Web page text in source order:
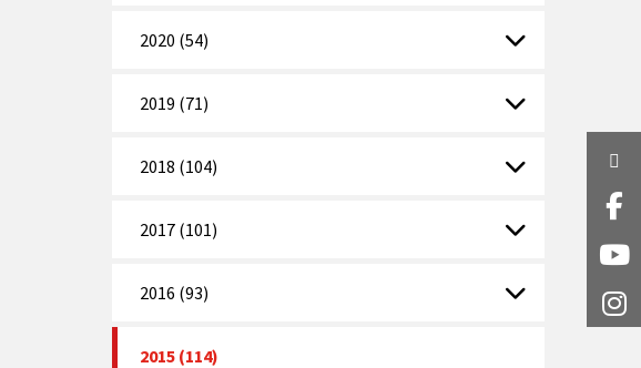
2020 (54)
2019 (71)
2018 (104)
2017 (101)
2016 (93)
2015 (114)